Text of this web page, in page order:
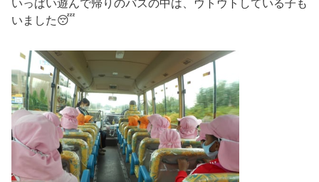
いっぱい遊んで帰りのバスの中は、ウトウトしている子も
いました😴